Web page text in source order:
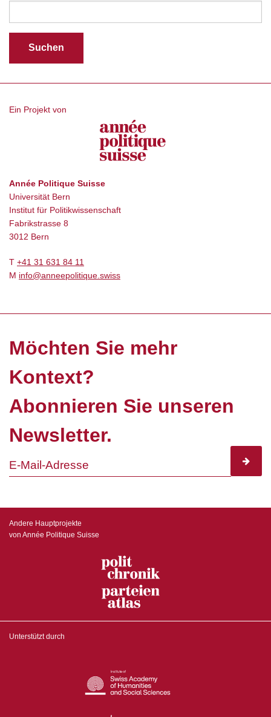
Ein Projekt von
Année Politique Suisse
Universität Bern
Institut für Politikwissenschaft
Fabrikstrasse 8
3012 Bern
T +41 31 631 84 11
M info@anneepolitique.swiss
Möchten Sie mehr
Kontext?
Abonnieren Sie unseren
Newsletter.
Andere Hauptprojekte
von Année Politique Suisse
Unterstützt durch